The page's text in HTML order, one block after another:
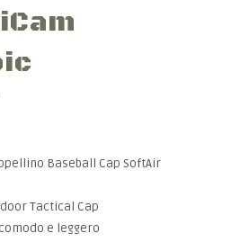
Baseball Cap SoftAir
Tactical Cap
e leggero